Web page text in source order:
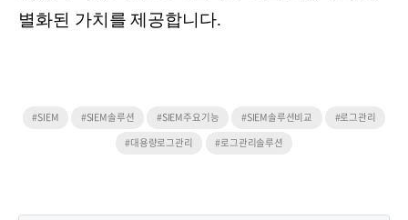
별화된 가치를 제공합니다.
#SIEM #SIEM솔루션 #SIEM주요기능 #SIEM솔루션비교
#로그관리
#대용량로그관리
#로그관리솔루션